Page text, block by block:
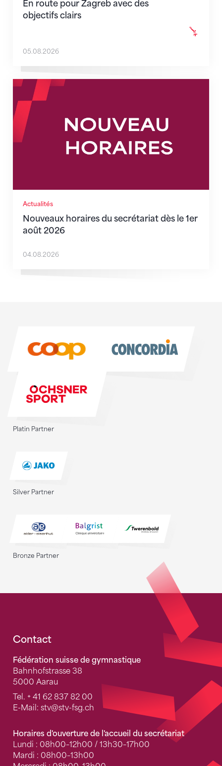
En route pour Zagreb avec des
objectifs clairs
05.08.2026
Actualités
Nouveaux horaires du secrétariat dès le 1er
août 2026
Nouveaux horaires du secrétariat dès le 1er août
04.08.2026
Platin Partner
Silver Partner
Bronze Partner
Fusszeile
Contact
Fédération suisse de gymnastique
Bahnhofstrasse 38
5000 Aarau
Tel. + 41 62 837 82 00
E-Mail: stv@stv-fsg.ch
Horaires d'ouverture de l'accueil du secrétariat
Lundi : 08h00–12h00 / 13h30–17h00
Mardi : 08h00–13h00